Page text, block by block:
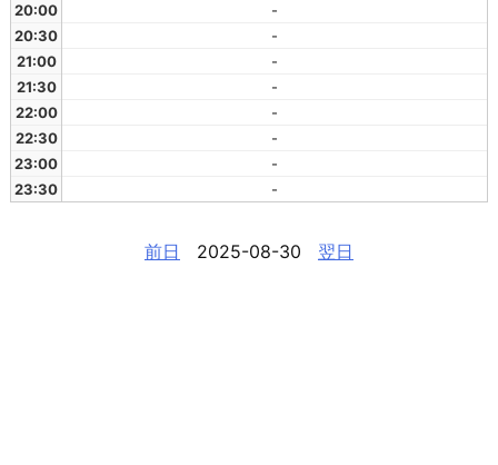
20:00
-
20:30
-
21:00
-
21:30
-
22:00
-
22:30
-
23:00
-
23:30
-
前日 2025-08-30 翌日